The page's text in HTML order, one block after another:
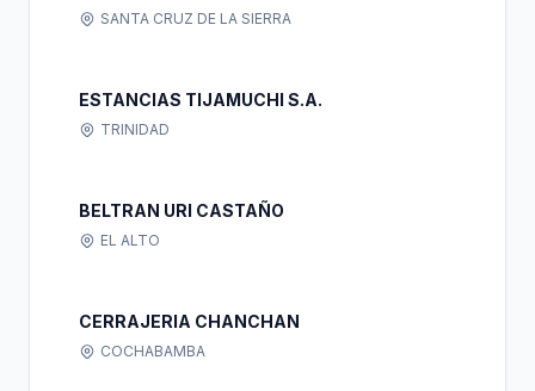
SANTA CRUZ DE LA SIERRA
ESTANCIAS TIJAMUCHI S.A.
TRINIDAD
BELTRAN URI CASTAÑO
EL ALTO
CERRAJERIA CHANCHAN
COCHABAMBA